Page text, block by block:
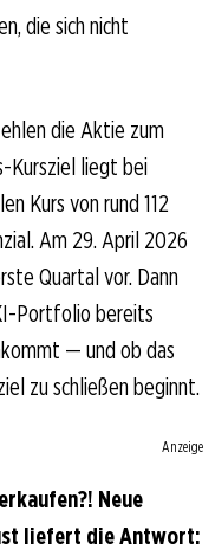
die sich nicht
die Aktie zum
Kursziel liegt bei
Kurs von rund 112
Am 29. April 2026
Quartal vor. Dann
Portfolio bereits
— und ob das
zu schließen beginnt.
Anzeige
Neue
liefert die Antwort: